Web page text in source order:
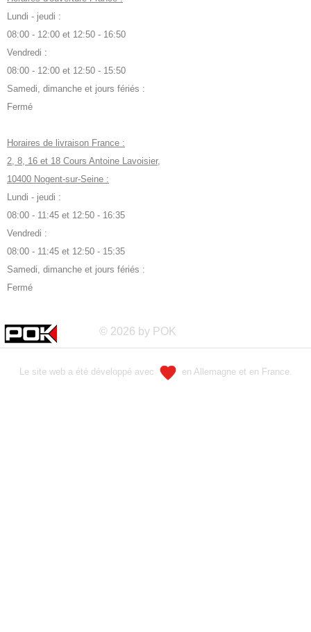
Lundi - jeudi :
08:00 - 12:00 et 12:50 - 16:50
Vendredi :
08:00 - 12:00 et 12:50 - 15:50
Samedi, dimanche et jours fériés :
Fermé
Horaires de livraison France :
2, 8, 16 et 18 Cours Antoine Lavoisier,
10400 Nogent-sur-Seine :
Lundi - jeudi :
08:00 - 11:45 et 12:50 - 16:35
Vendredi :
08:00 - 11:45 et 12:50 - 15:35
Samedi, dimanche et jours fériés :
Fermé
© 2026 by POK
Le site web a été développé avec en Allemagne et en France.